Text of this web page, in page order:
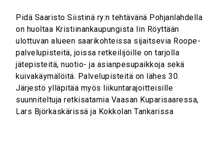
Pidä Saaristo Siistinä ry:n tehtävänä Pohjanlahdella
on huoltaa Kristiinankaupungista Iin Röyttään
ulottuvan alueen saarikohteissa sijaitsevia Roope-
palvelupisteitä, joissa retkeilijöille on tarjolla
jätepisteitä, nuotio- ja asianpesupaikkoja sekä
kuivakäymälöitä. Palvelupisteitä on lähes 30.
Järjestö ylläpitää myös liikuntarajoitteisille
suunniteltuja retkisatamia Vaasan Kuparisaaressa,
Lars Björkaskärissä ja Kokkolan Tankarissa